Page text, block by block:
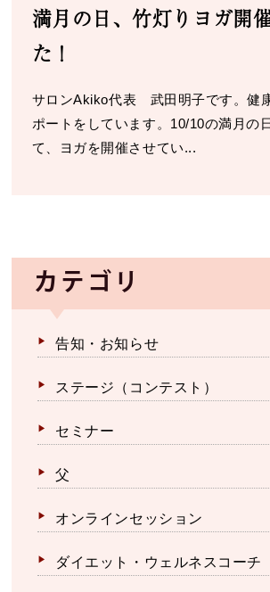
満月の日、竹灯りヨガ開
た！
サロンAkiko代表 武田明子です。健
ポートをしています。10/10の満月の
て、ヨガを開催させてい...
カテゴリ
告知・お知らせ
ステージ（コンテスト）
セミナー
父
オンラインセッション
ダイエット・ウェルネスコーチ